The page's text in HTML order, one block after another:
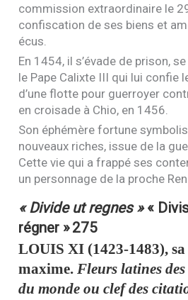
commission extraordinaire le
confiscation de ses biens et
écus.
En 1454, il s’évade de prison,
le Pape Calixte III qui lui confie
d’une flotte pour guerroyer
en croisade à Chio, en 1456.
Son éphémère fortune
nouveaux riches, issue de la
Cette vie qui a frappé ses
un personnage de la proche
« Divide ut regnes »«
régner »275
LOUIS XI (1423-1483),
maxime. Fleurs latines des
du monde ou clef des